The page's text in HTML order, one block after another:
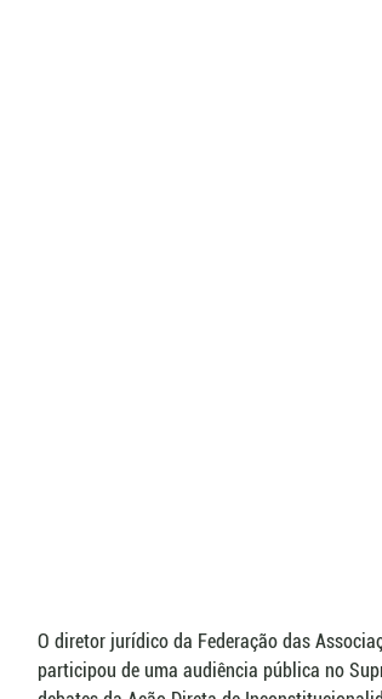
O diretor jurídico da Federação das
participou de uma audiência pública no